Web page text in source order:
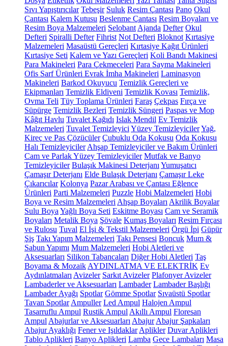
Sıvı Yapıştırıcılar Tebeşir Suluk Resim Çantası Pano Okul
Çantası Kalem Kutusu Beslenme Çantası Resim Boyaları ve
Resim Boya Malzemeleri Selobant Ajanda Defter Okul
Defteri Spiralli Defter Fihrist Not Defteri Bloknot Kırtasiye
Malzemeleri Masaüstü Gereçleri Kırtasiye Kağıt Ürünleri
Kırtasiye Seti Kalem ve Yazı Gereçleri Koli Bandı Makinesi
Para Makineleri Para Çekmeceleri Para Sayma Makineleri
Ofis Sarf Ürünleri Evrak İmha Makineleri Laminasyon
Makineleri Barkod Okuyucu Temizlik Gereçleri ve
Ekipmanları Temizlik Eldiveni Temizlik Kovası Temizlik,
Ovma Teli Tüy Toplama Ürünleri Faraş Çekpas Fırça ve
Süpürge Temizlik Bezleri Temizlik Süngeri Paspas ve Mop
Kâğıt Havlu Tuvalet Kağıdı Islak Mendil Ev Temizlik
Malzemeleri Tuvalet Temizleyici Yüzey TemizleyicilerYağ,
Kireç ve Pas Çözücüler Çubuklu Oda Kokusu Oda Kokusu
Halı Temizleyiciler Ahşap Temizleyiciler ve Bakım Ürünleri
Cam ve Parlak Yüzey Temizleyiciler Mutfak ve Banyo
Temizleyiciler Bulaşık Makinesi Deterjanı Yumuşatıcı
Çamaşır Deterjanı Elde Bulaşık Deterjanı Çamaşır Leke
Çıkarıcılar Kolonya Pazar Arabası ve Çantası Eğlence
Ürünleri Parti Malzemeleri Puzzle Hobi Malzemeleri Hobi
Boya ve Resim Malzemeleri Ahşap Boyaları Akrilik Boyalar
Sulu Boya Yağlı Boya Seti Eskitme Boyası Cam ve Seramik
Boyaları Metalik Boya Şövale Kumaş Boyaları Resim Fırçası
ve Rulosu Tuval El İşi & Tekstil Malzemeleri Örgü İpi Güpür
Şiş Takı Yapım Malzemeleri Takı Pensesi Boncuk Mum &
Sabun Yapımı Mum Malzemeleri Hobi Aletleri ve
Aksesuarları Silikon Tabancaları Diğer Hobi Aletleri Taş
Boyama & Mozaik AYDINLATMA VE ELEKTRİK Ev
Aydınlatmaları Avizeler Sarkıt Avizeler Plafonyer Avizeler
Lambaderler ve Aksesuarları Lambader Lambader Başlığı
Lambader Ayağı Spotlar Gömme Spotlar Sıvaüstü Spotlar
Tavan Spotlar Ampuller Led Ampul Halojen Ampul
Tasarruflu Ampul Rustik Ampul Akıllı Ampul Floresan
Ampul Abajurlar ve Aksesuarları Abajur Abajur Şapkaları
Abajur Ayaklığı Fener ve Işıldaklar Aplikler Duvar Aplikleri
Tablo Aplikleri Banyo Aplikleri Lamba Gece Lambaları Masa